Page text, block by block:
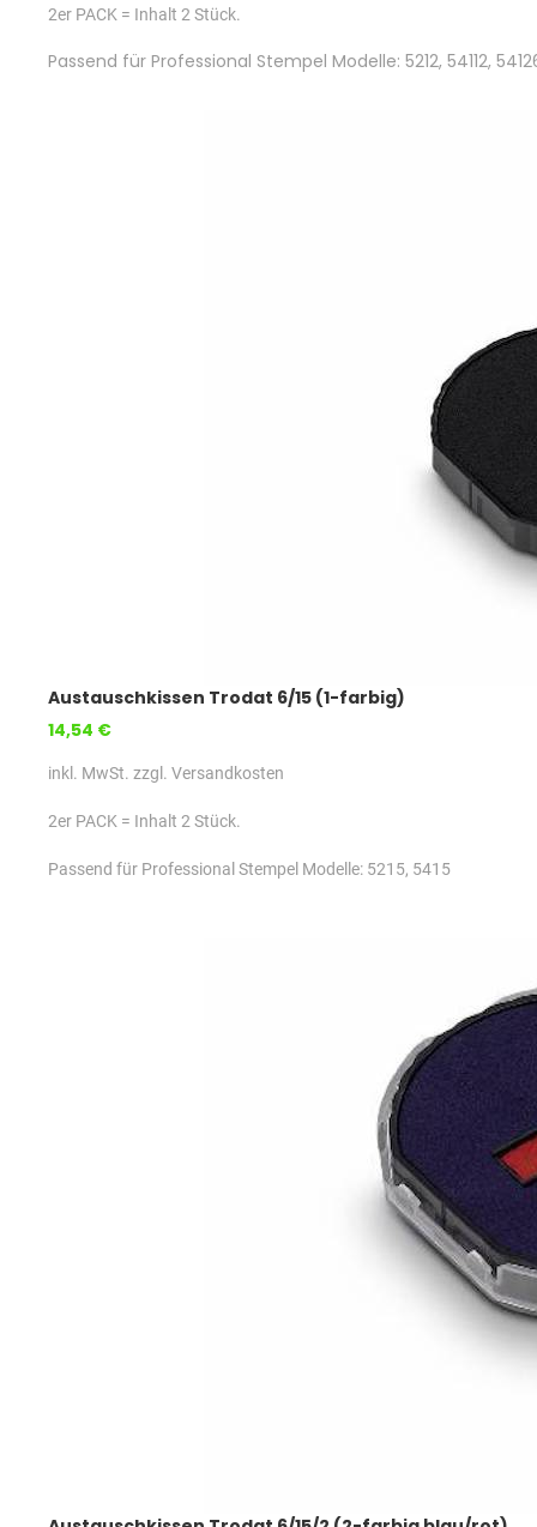
2er PACK = Inhalt 2 Stück.
Passend für Professional Stempel Modelle: 5212, 54112,
Austauschkissen Trodat 6/15 (1-farbig)
14,54 €
inkl. MwSt. zzgl. Versandkosten
2er PACK = Inhalt 2 Stück.
Passend für Professional Stempel Modelle: 5215, 5415